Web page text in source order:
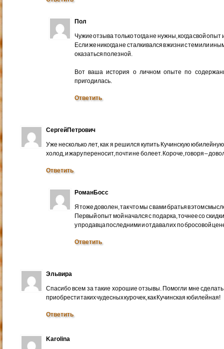
Пол
Чужие отзыва только тогда не нужны, когда свой
Если же никогда не сталкивался в жизни с тем или
оказаться полезной.
Вот ваша история о личном опыте по
пригодилась.
Ответить
СергейПетрович
Уже несколько лет, как я решился купить Кучинскую
холод, и жару переносит, почти не болеет. Короче, говоря –
Ответить
РоманБосс
Я тоже доволен, так что мы с вами братья в этом
Первый опыт мой начался с подарка, точнее со
у продавца последними и отдавал их по бросовой
Ответить
Эльвира
Спасибо всем за такие хорошие отзывы. Помогли мне
приобрести таких чудесных курочек, как Кучинская юбилейная!
Ответить
Karolina